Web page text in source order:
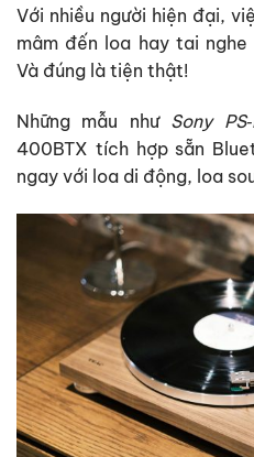
Với nhiều người hiện đại,
mâm đến loa hay tai
Và đúng là tiện thật!
Những mẫu như Sony
400BTX tích hợp sẵn
ngay với loa di động, loa